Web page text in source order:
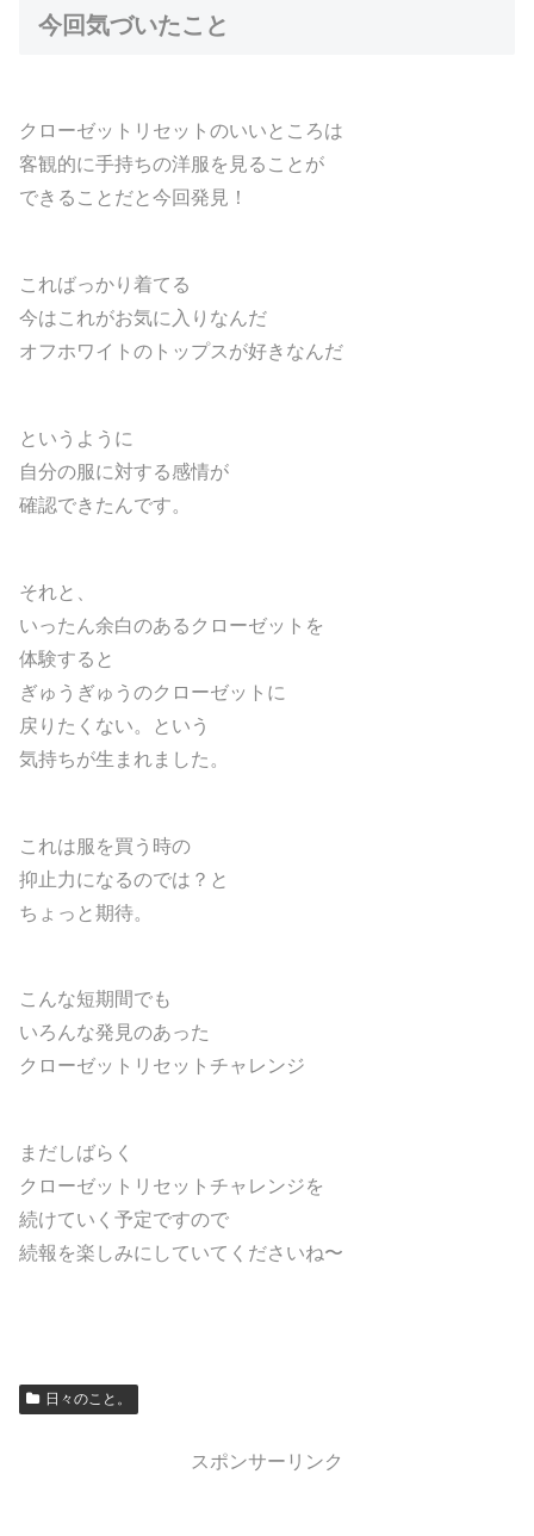
今回気づいたこと
クローゼットリセットのいいところは
客観的に手持ちの洋服を見ることが
できることだと今回発見！
こればっかり着てる
今はこれがお気に入りなんだ
オフホワイトのトップスが好きなんだ
というように
自分の服に対する感情が
確認できたんです。
それと、
いったん余白のあるクローゼットを
体験すると
ぎゅうぎゅうのクローゼットに
戻りたくない。という
気持ちが生まれました。
これは服を買う時の
抑止力になるのでは？と
ちょっと期待。
こんな短期間でも
いろんな発見のあった
クローゼットリセットチャレンジ
まだしばらく
クローゼットリセットチャレンジを
続けていく予定ですので
続報を楽しみにしていてくださいね〜
日々のこと。
スポンサーリンク